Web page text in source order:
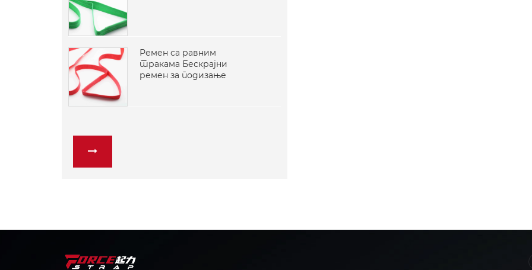
Ремен са равним
тракама Бескрајни
ремен за подизање